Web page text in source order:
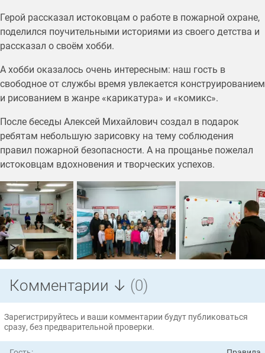
Герой рассказал истоковцам о работе в пожарной охране,
поделился поучительными историями из своего детства и
рассказал о своём хобби.
А хобби оказалось очень интересным: наш гость в
свободное от службы время увлекается конструированием
и рисованием в жанре «карикатура» и «комикс».
После беседы Алексей Михайлович создал в подарок
ребятам небольшую зарисовку на тему соблюдения
правил пожарной безопасности. А на прощанье пожелал
истоковцам вдохновения и творческих успехов.
Комментарии ↓ (0)
Зарегистрируйтесь и ваши комментарии будут публиковаться
сразу, без предварительной проверки.